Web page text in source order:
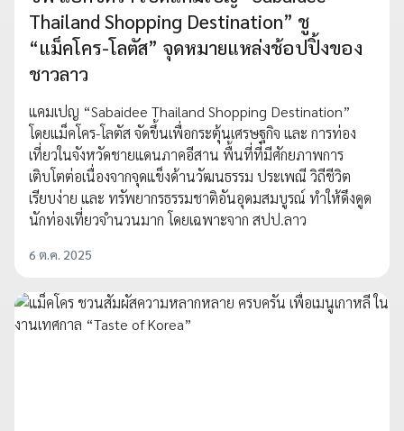
Thailand Shopping Destination” ชู
“แม็คโคร-โลตัส” จุดหมายแหล่งช้อปปิ้งของ
ชาวลาว
แคมเปญ “Sabaidee Thailand Shopping Destination”
โดยแม็คโคร-โลตัส จัดขึ้นเพื่อกระตุ้นเศรษฐกิจ และ การท่อง
เที่ยวในจังหวัดชายแดนภาคอีสาน พื้นที่ที่มีศักยภาพการ
เติบโตต่อเนื่องจากจุดแข็งด้านวัฒนธรรม ประเพณี วิถีชีวิต
เรียบง่าย และ ทรัพยากรธรรมชาติอันอุดมสมบูรณ์ ทำให้ดึงดูด
นักท่องเที่ยวจำนวนมาก โดยเฉพาะจาก สปป.ลาว
6 ต.ค. 2025